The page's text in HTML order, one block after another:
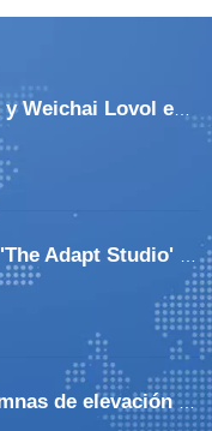
JIECANG presenta nuevas columnas de elevación robóticas y motores de torsión sin marco en WAIC 2026